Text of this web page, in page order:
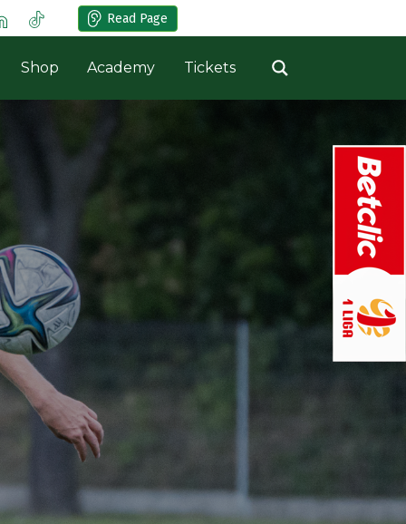
Read Page
Shop Academy Tickets